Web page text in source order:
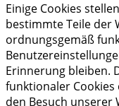
Einige Cookies
bestimmte Teile der
ordnungsgemäß
Erinnerung bleiben.
funktionaler
den Besuch unserer